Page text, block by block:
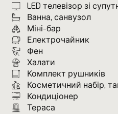
LED телевізор зі
Ванна, санвузол
Міні-бар
Електрочайник
Фен
Халати
Комплект рушників
Косметичний набір,
Кондиціонер
Тераса